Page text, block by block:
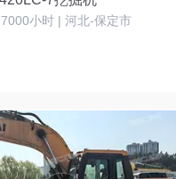
小时 | 河北-保定市